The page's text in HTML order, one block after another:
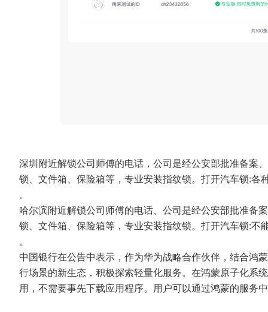
深圳附近解锁公司师傅的电话，公司是经公安部批准备案
锁、文件箱、保险箱等，专业安装指纹锁。打开汽车锁:各
。
哈尔滨附近解锁公司师傅的电话、公司是经公安部批准备
锁、文件箱、保险箱等，专业安装指纹锁。打开汽车锁:不
。
中国银行在公告中表示，作为华为战略合作伙伴，结合鸿
行场景的新生态，积极探索轻量化服务。在鸿蒙原子化系
用，不需要事先下载应用程序。用户可以通过鸿蒙的服务